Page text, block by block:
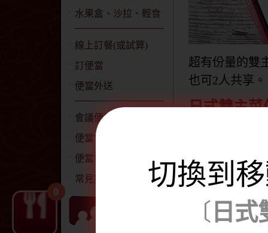
水果盒、沙拉、輕食
線上訂餐(或試算)
訂便當
便當外送
會議便當
便當食材、食譜
便當發票開立說明
常見提問QA
超有份量的雙
也可2人共享。
日式雙主菜
主食：紫
附餐：生
價格：
備註：蒲
0
切換到
〔 日